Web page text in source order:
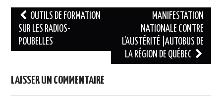
k
Navigation
des
articles
OUTILS DE FORMATION
SUR LES RADIOS-
POUBELLES
MANIFESTATION
NATIONALE CONTRE
L’AUSTÉRITÉ |AUTOBUS DE
LA RÉGION DE QUÉBEC
LAISSER UN COMMENTAIRE